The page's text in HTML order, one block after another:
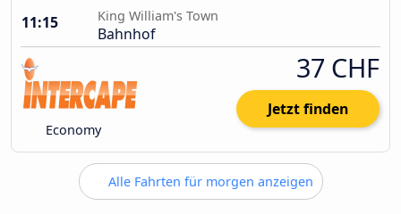
11:15
King William's Town
Bahnhof
Economy
37 CHF
Jetzt finden
Alle Fahrten für morgen anzeigen